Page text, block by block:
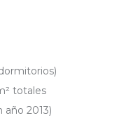
totales
año 2013)